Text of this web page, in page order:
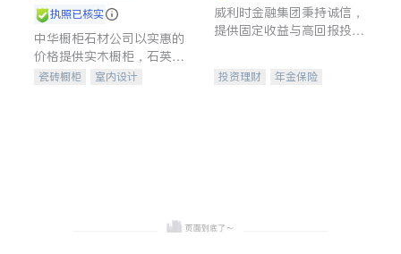
执照已核实
中华橱柜石材公司以实惠的
价格提供实木橱柜，石英石
台面，多种优质不锈钢水
瓷砖橱柜
室内设计
威利时金融集团秉持诚信，
提供固定收益与高回报投资
合，助力客户实现目标
投资理财
年金保险